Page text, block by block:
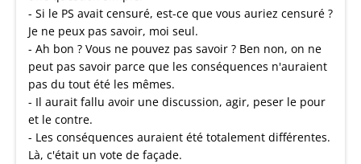
- Si le PS avait censuré, est-ce que vous auriez censuré ?
Je ne peux pas savoir, moi seul.
- Ah bon ? Vous ne pouvez pas savoir ? Ben non, on ne
peut pas savoir parce que les conséquences n'auraient
pas du tout été les mêmes.
- Il aurait fallu avoir une discussion, agir, peser le pour
et le contre.
- Les conséquences auraient été totalement différentes.
Là, c'était un vote de façade.